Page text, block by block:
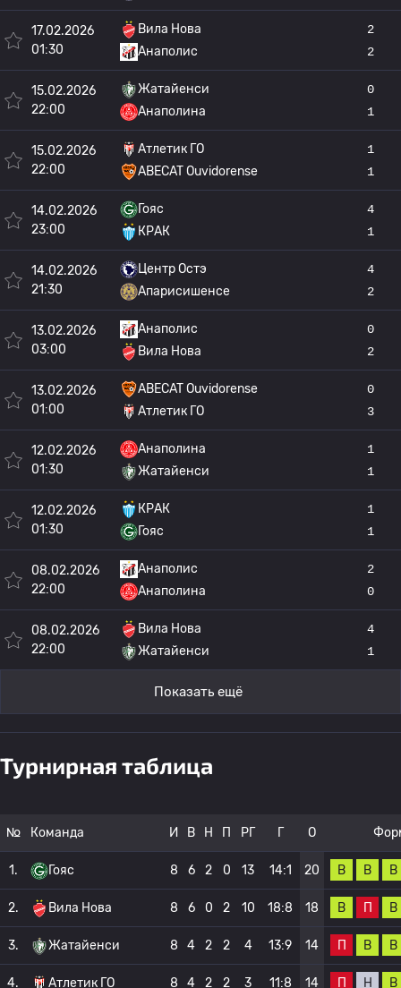
17.02.2026
01:30
Вила Нова
Анаполис
2
2
15.02.2026
22:00
Жатайенси
Анаполина
0
1
15.02.2026
22:00
Атлетик ГО
ABECAT Ouvidorense
1
1
14.02.2026
23:00
Гояс
КРАК
4
1
14.02.2026
21:30
Центр Остэ
Апарисишенсе
4
2
13.02.2026
03:00
Анаполис
Вила Нова
0
2
13.02.2026
01:00
ABECAT Ouvidorense
Атлетик ГО
0
3
12.02.2026
01:30
Анаполина
Жатайенси
1
1
12.02.2026
01:30
КРАК
Гояс
1
1
08.02.2026
22:00
Анаполис
Анаполина
2
0
08.02.2026
22:00
Вила Нова
Жатайенси
4
1
Показать ещё
Турнирная таблица
№ Команда И В Н П РГ Г О
1. Гояс 8 6 2 0 13 14:1 20 В В В
2. Вила Нова 8 6 0 2 10 18:8 18 В П В
3. Жатайенси 8 4 2 2 4 13:9 14 П В В
4. Атлетик ГО 8 4 2 2 3 11:8 14 П Н В